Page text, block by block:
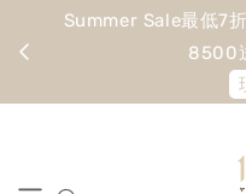
Summer Sale最低7
8500